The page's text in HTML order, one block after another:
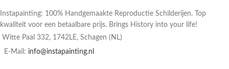
Instapainting: 100% Handgemaakte Reproductie Schilderijen. Top
kwaliteit voor een betaalbare prijs. Brings History into your life!
Witte Paal 332, 1742LE, Schagen (NL)
E-Mail: info@instapainting.nl